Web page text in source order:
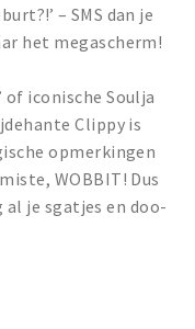
– SMS dan je
het megascherm!
of iconische Soulja
Clippy is
opmerkingen
WOBBIT! Dus
al je sgatjes en doo-